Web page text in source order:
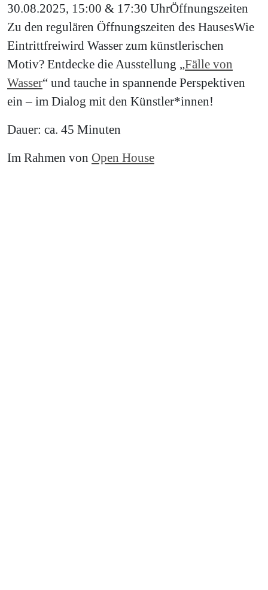
30.08.2025, 15:00 & 17:30 UhrÖffnungszeiten
Zu den regulären Öffnungszeiten des Hauses
Eintrittfrei
Wie
wird Wasser zum künstlerischen
Motiv? Entdecke die Ausstellung „Fälle von
Wasser“ und tauche in spannende Perspektiven
ein – im Dialog mit den Künstler*innen!
Dauer: ca. 45 Minuten
Im Rahmen von Open House